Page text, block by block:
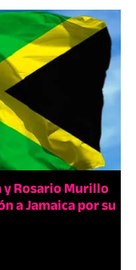
Rosario Murillo
a Jamaica por su